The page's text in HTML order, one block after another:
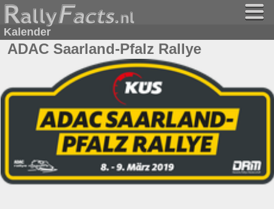
Kalender
ADAC Saarland-Pfalz Rallye